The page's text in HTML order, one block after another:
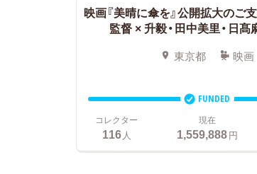
映画『美晴に傘を』公開拡大のご
監督 × 升毅・田中美里・日髙
東京都 映画
FUNDED
コレクター
116人
現在
1,559,888円